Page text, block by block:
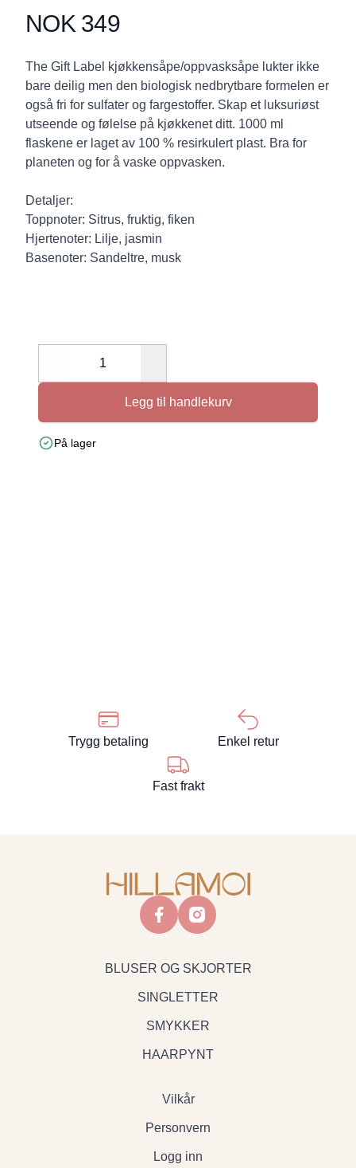
Produktdetaljer
NOK 349
Description
The Gift Label kjøkkensåpe/oppvasksåpe lukter ikke
bare deilig men den biologisk nedbrytbare formelen er
også fri for sulfater og fargestoffer. Skap et luksuriøst
utseende og følelse på kjøkkenet ditt. 1000 ml
flaskene er laget av 100 % resirkulert plast. Bra for
planeten og for å vaske oppvasken.
Detaljer:
Toppnoter: Sitrus, fruktig, fiken
Hjertenoter: Lilje, jasmin
Basenoter: Sandeltre, musk
Decrease
Legg til handlekurv
På lager
Trygg betaling Enkel retur
Fast frakt
facebookinstagram
BLUSER OG SKJORTER
SINGLETTER
SMYKKER
HAARPYNT
Vilkår
Personvern
Logg inn